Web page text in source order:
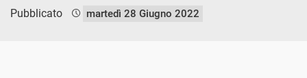
Pubblicato martedì 28 Giugno 2022